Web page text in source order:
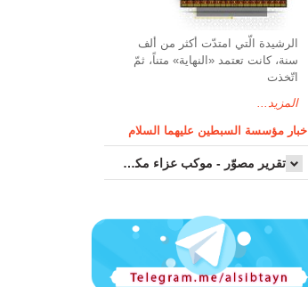
الرشیدة الّتي امتدّت أكثر من ألف
سنة، كانت تعتمد «النهاية» متناً، ثمّ
اتّخذت
المزيد...
اخبار مؤسسة السبطين عليهما السلام
تقرير مصوّر - موكب عزاء مکتب سماحة اية الله السيد مرتضى الموسوي الاصفهاني في يوم إستشهاد السيدة فاطم...